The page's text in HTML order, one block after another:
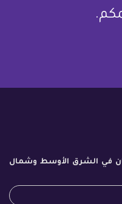
في الشرق الأوسط وشمال